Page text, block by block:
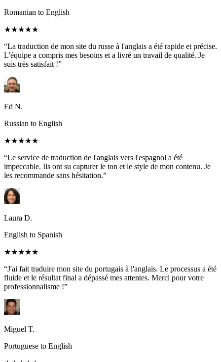
Romanian to English
★★★★★
“La traduction de mon site du russe à l'anglais a été rapide et précise.
L'équipe a compris mes besoins et a livré un travail de qualité. Je
suis très satisfait !”
Ed N.
Russian to English
★★★★★
“Le service de traduction de l'anglais vers l'espagnol a été
impeccable. Ils ont su capturer le ton et le style de mon contenu. Je
les recommande sans hésitation.”
Laura D.
English to Spanish
★★★★★
“J'ai fait traduire mon site du portugais à l'anglais. Le processus a été
fluide et le résultat final a dépassé mes attentes. Merci pour votre
professionnalisme !”
Miguel T.
Portuguese to English